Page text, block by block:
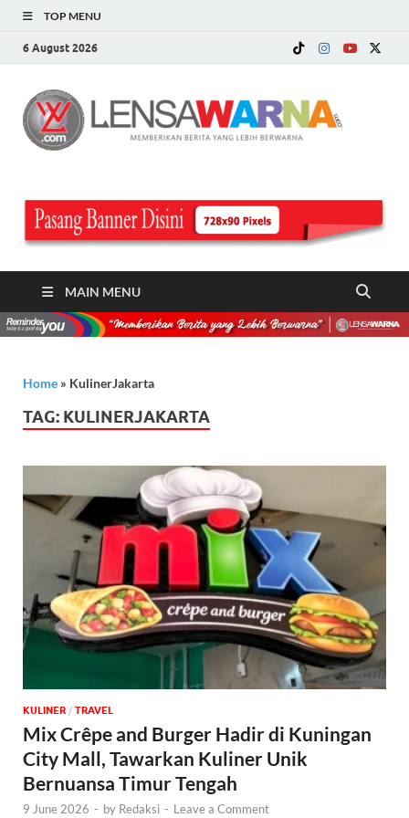
TOP MENU
6 August 2026
MAIN MENU
Home » KulinerJakarta
TAG: KULINERJAKARTA
KULINER / ‎TRAVEL
Mix Crêpe and Burger Hadir di Kuningan
City Mall, Tawarkan Kuliner Unik
Bernuansa Timur Tengah
9 June 2026 - by Redaksi - Leave a Comment